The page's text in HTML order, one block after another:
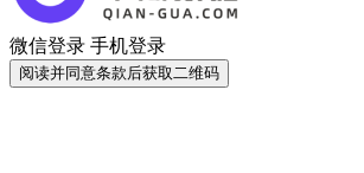
微信登录 手机登录
阅读并同意条款后获取二维码